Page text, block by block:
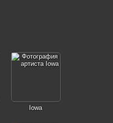
Iowa